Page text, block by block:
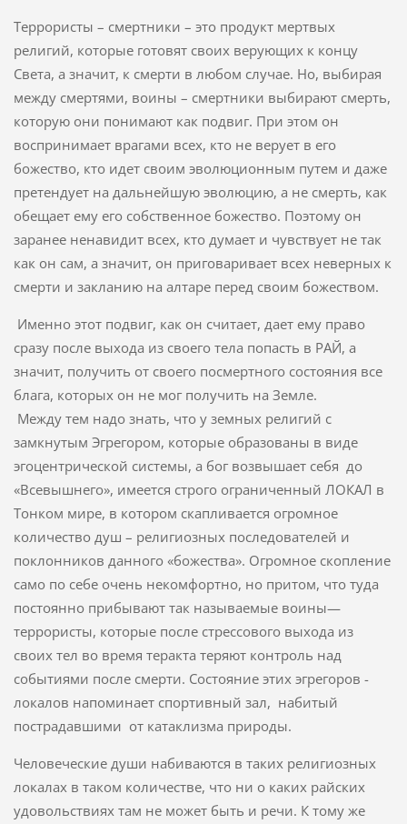
Террористы – смертники – это продукт мертвых
религий, которые готовят своих верующих к концу
Света, а значит, к смерти в любом случае. Но, выбирая
между смертями, воины – смертники выбирают смерть,
которую они понимают как подвиг. При этом он
воспринимает врагами всех, кто не верует в его
божество, кто идет своим эволюционным путем и даже
претендует на дальнейшую эволюцию, а не смерть, как
обещает ему его собственное божество. Поэтому он
заранее ненавидит всех, кто думает и чувствует не так
как он сам, а значит, он приговаривает всех неверных к
смерти и закланию на алтаре перед своим божеством.
Именно этот подвиг, как он считает, дает ему право
сразу после выхода из своего тела попасть в РАЙ, а
значит, получить от своего посмертного состояния все
блага, которых он не мог получить на Земле.
Между тем надо знать, что у земных религий с
замкнутым Эгрегором, которые образованы в виде
эгоцентрической системы, а бог возвышает себя до
«Всевышнего», имеется строго ограниченный ЛОКАЛ в
Тонком мире, в котором скапливается огромное
количество душ – религиозных последователей и
поклонников данного «божества». Огромное скопление
само по себе очень некомфортно, но притом, что туда
постоянно прибывают так называемые воины—
террористы, которые после стрессового выхода из
своих тел во время теракта теряют контроль над
событиями после смерти. Состояние этих эгрегоров -
локалов напоминает спортивный зал, набитый
пострадавшими от катаклизма природы.
Человеческие души набиваются в таких религиозных
локалах в таком количестве, что ни о каких райских
удовольствиях там не может быть и речи. К тому же